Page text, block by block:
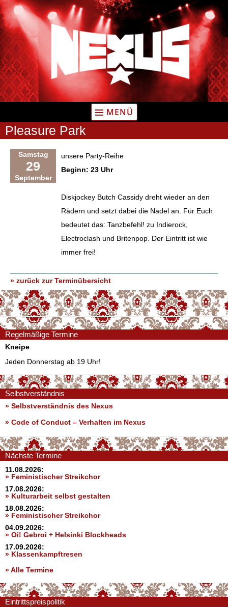
Zum
Inhalt
springen
MENÜ
Pleasure Park
Samstag
29
September
unsere Party-Reihe
Beginn: 23 Uhr
Diskjockey Butch Cassidy dreht wieder an den
Rädern und setzt dabei die Nadel an. Für Euch
bedeutet das: Tanzbefehl! zu Indierock,
Electroclash und Britenpop. Der Eintritt ist wie
immer frei!
» zurück zur Terminübersicht
Regelmäßige Termine
Kneipe
Jeden Donnerstag ab 19 Uhr!
Selbstverständnis
» Selbstverständnis des Nexus
» Code of Conduct – Verhalten im Nexus
Nächste Termine
11.08.2026:
» Feministischer Streikchor
17.08.2026:
» Kulturarbeit selbst gestalten
18.08.2026:
» Feministischer Streikchor
04.09.2026:
» Oi! Gebroi + Helsinki Blockheads
17.09.2026:
» Klassenkampftresen
» Alle Termine
Eintrittspreispolitik